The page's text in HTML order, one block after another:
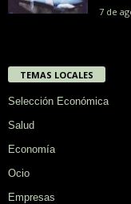
7 de
TEMAS LOCALES
Selección Económica
Salud
Economía
Ocio
Empresas